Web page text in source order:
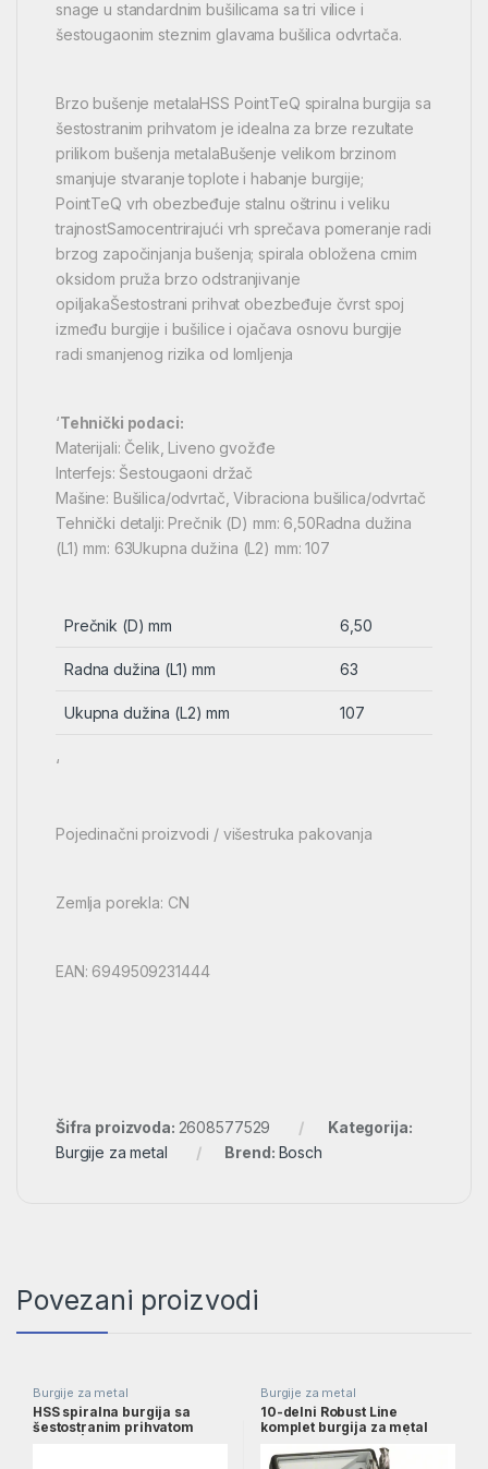
snage u standardnim bušilicama sa tri vilice i
šestougaonim steznim glavama bušilica odvrtača.
Brzo bušenje metalaHSS PointTeQ spiralna burgija sa
šestostranim prihvatom je idealna za brze rezultate
prilikom bušenja metalaBušenje velikom brzinom
smanjuje stvaranje toplote i habanje burgije;
PointTeQ vrh obezbeđuje stalnu oštrinu i veliku
trajnostSamocentrirajući vrh sprečava pomeranje radi
brzog započinjanja bušenja; spirala obložena crnim
oksidom pruža brzo odstranjivanje
opiljakaŠestostrani prihvat obezbeđuje čvrst spoj
između burgije i bušilice i ojačava osnovu burgije
radi smanjenog rizika od lomljenja
‘Tehnički podaci:
Materijali: Čelik, Liveno gvožđe
Interfejs: Šestougaoni držač
Mašine: Bušilica/odvrtač, Vibraciona bušilica/odvrtač
Tehnički detalji: Prečnik (D) mm: 6,50Radna dužina
(L1) mm: 63Ukupna dužina (L2) mm: 107
Prečnik (D) mm 6,50
Radna dužina (L1) mm 63
Ukupna dužina (L2) mm 107
‘
Pojedinačni proizvodi / višestruka pakovanja
Zemlja porekla: CN
EAN: 6949509231444
Šifra proizvoda: 2608577529
Kategorija:
Burgije za metal
Brend: Bosch
Povezani proizvodi
Burgije za metal
HSS spiralna burgija sa
šestostranim prihvatom
Burgije za metal
10-delni Robust Line
komplet burgija za metal
2607010535